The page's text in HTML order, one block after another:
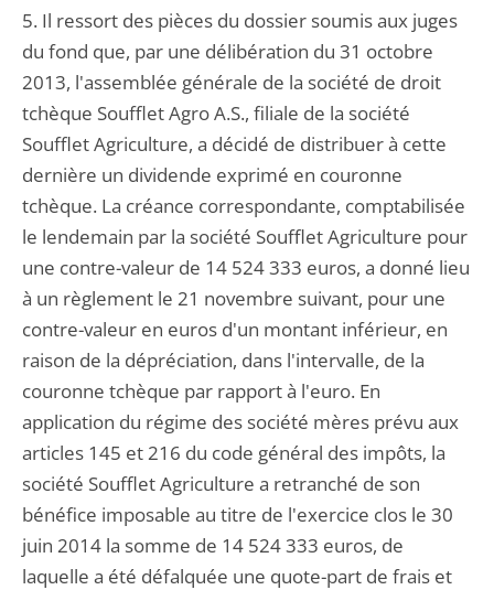
5. Il ressort des pièces du dossier soumis aux juges
du fond que, par une délibération du 31 octobre
2013, l'assemblée générale de la société de droit
tchèque Soufflet Agro A.S., filiale de la société
Soufflet Agriculture, a décidé de distribuer à cette
dernière un dividende exprimé en couronne
tchèque. La créance correspondante, comptabilisée
le lendemain par la société Soufflet Agriculture pour
une contre-valeur de 14 524 333 euros, a donné lieu
à un règlement le 21 novembre suivant, pour une
contre-valeur en euros d'un montant inférieur, en
raison de la dépréciation, dans l'intervalle, de la
couronne tchèque par rapport à l'euro. En
application du régime des société mères prévu aux
articles 145 et 216 du code général des impôts, la
société Soufflet Agriculture a retranché de son
bénéfice imposable au titre de l'exercice clos le 30
juin 2014 la somme de 14 524 333 euros, de
laquelle a été défalquée une quote-part de frais et